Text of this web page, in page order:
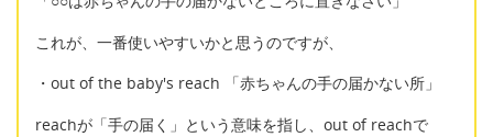
これが、一番使いやすいかと思うのですが、
・out of the baby's reach 「赤ちゃんの手の届かない所」
reachが「手の届く」という意味を指し、out of reachで